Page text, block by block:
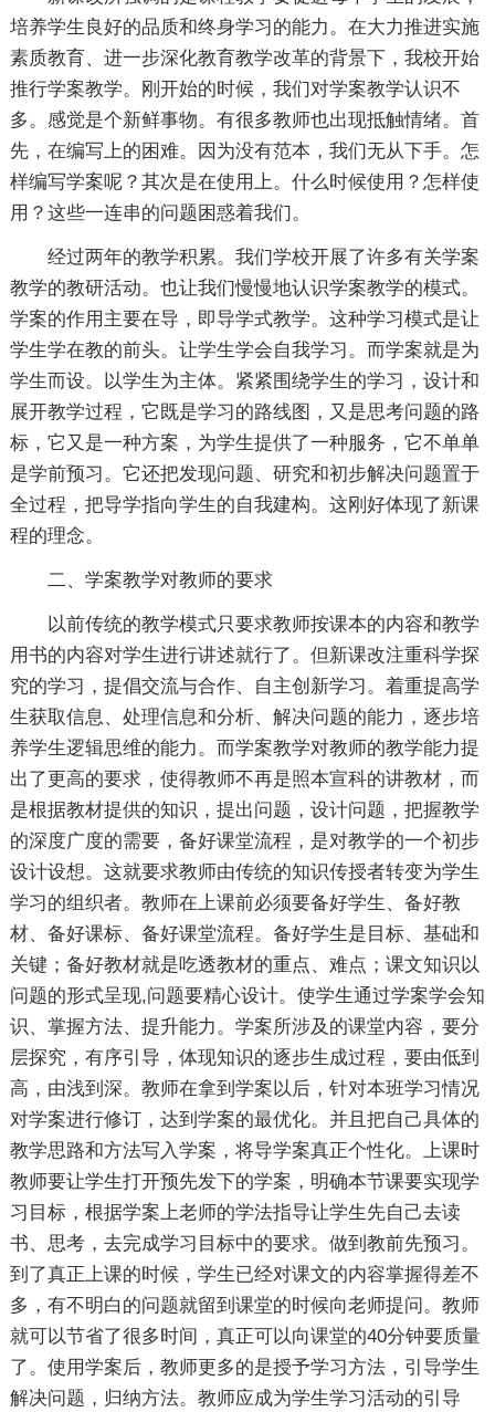
培养学生良好的品质和终身学习的能力。在大力推进实施
素质教育、进一步深化教育教学改革的背景下，我校开始
推行学案教学。刚开始的时候，我们对学案教学认识不
多。感觉是个新鲜事物。有很多教师也出现抵触情绪。首
先，在编写上的困难。因为没有范本，我们无从下手。怎
样编写学案呢？其次是在使用上。什么时候使用？怎样使
用？这些一连串的问题困惑着我们。
经过两年的教学积累。我们学校开展了许多有关学案
教学的教研活动。也让我们慢慢地认识学案教学的模式。
学案的作用主要在导，即导学式教学。这种学习模式是让
学生学在教的前头。让学生学会自我学习。而学案就是为
学生而设。以学生为主体。紧紧围绕学生的学习，设计和
展开教学过程，它既是学习的路线图，又是思考问题的路
标，它又是一种方案，为学生提供了一种服务，它不单单
是学前预习。它还把发现问题、研究和初步解决问题置于
全过程，把导学指向学生的自我建构。这刚好体现了新课
程的理念。
二、学案教学对教师的要求
以前传统的教学模式只要求教师按课本的内容和教学
用书的内容对学生进行讲述就行了。但新课改注重科学探
究的学习，提倡交流与合作、自主创新学习。着重提高学
生获取信息、处理信息和分析、解决问题的能力，逐步培
养学生逻辑思维的能力。而学案教学对教师的教学能力提
出了更高的要求，使得教师不再是照本宣科的讲教材，而
是根据教材提供的知识，提出问题，设计问题，把握教学
的深度广度的需要，备好课堂流程，是对教学的一个初步
设计设想。这就要求教师由传统的知识传授者转变为学生
学习的组织者。教师在上课前必须要备好学生、备好教
材、备好课标、备好课堂流程。备好学生是目标、基础和
关键；备好教材就是吃透教材的重点、难点；课文知识以
问题的形式呈现,问题要精心设计。使学生通过学案学会知
识、掌握方法、提升能力。学案所涉及的课堂内容，要分
层探究，有序引导，体现知识的逐步生成过程，要由低到
高，由浅到深。教师在拿到学案以后，针对本班学习情况
对学案进行修订，达到学案的最优化。并且把自己具体的
教学思路和方法写入学案，将导学案真正个性化。上课时
教师要让学生打开预先发下的学案，明确本节课要实现学
习目标，根据学案上老师的学法指导让学生先自己去读
书、思考，去完成学习目标中的要求。做到教前先预习。
到了真正上课的时候，学生已经对课文的内容掌握得差不
多，有不明白的问题就留到课堂的时候向老师提问。教师
就可以节省了很多时间，真正可以向课堂的40分钟要质量
了。使用学案后，教师更多的是授予学习方法，引导学生
解决问题，归纳方法。教师应成为学生学习活动的引导